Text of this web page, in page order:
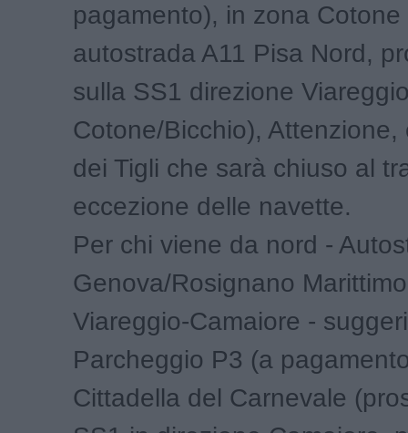
pagamento), in zona Cotone
autostrada A11 Pisa Nord,
sulla SS1 direzione
Cotone/Bicchio), Attenzione,
dei Tigli che sarà chiuso al
eccezione delle navette.
Per chi viene da nord -
Genova/Rosignano
Viareggio-Camaiore -
Parcheggio P3 (a
Cittadella del Carnevale